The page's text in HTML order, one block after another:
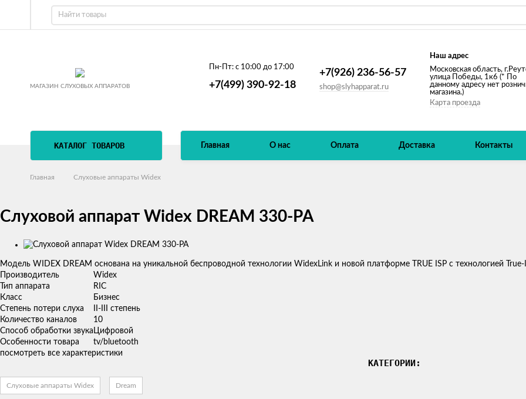
МАГАЗИН СЛУХОВЫХ АППАРАТОВ
Пн-Пт: с 10:00 до 17:00
+7(499) 390-92-18
+7(926) 236-56-57
shop@slyhapparat.ru
Наш адрес
Московская область,
улица Победы, 1к6 (* По
данному адресу нет
магазина.)
Карта проезда
КАТАЛОГ ТОВАРОВ Главная О нас Оплата Доставка Контакты
Главная Слуховые аппараты Widex
Слуховой аппарат Widex DREAM 330-PA
Изображения
Модель WIDEX DREAM основана на уникальной беспроводной технологии WidexLink и новой платформе TRUE ISP с технологией
Производитель
Widex
Тип аппарата
RIC
Класс
Бизнес
Степень потери слуха
II-III степень
Количество каналов
10
Способ обработки звука Цифровой
Особенности товара
tv/bluetooth
посмотреть все характеристики
КАТЕГОРИИ:
Слуховые аппараты Widex Dream